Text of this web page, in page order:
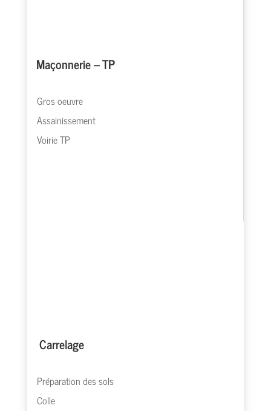
Maçonnerie – TP
Gros oeuvre
Assainissement
Voirie TP
Carrelage
Préparation des sols
Colle